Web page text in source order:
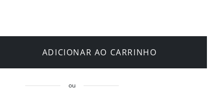
ADICIONAR AO CARRINHO
ou